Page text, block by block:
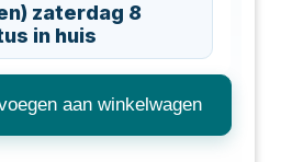
zaterdag 8
in huis
aan winkelwagen